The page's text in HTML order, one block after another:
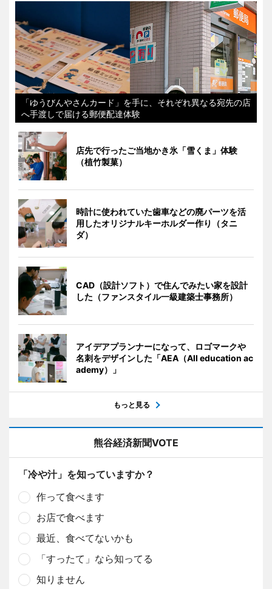
「ゆうびんやさんカード」を手に、それぞれ異なる宛先の店
へ手渡しで届ける郵便配達体験
店先で行ったご当地かき氷「雪くま」体験
（植竹製菓）
時計に使われていた歯車などの廃パーツを活
用したオリジナルキーホルダー作り（タニ
ダ）
CAD（設計ソフト）で住んでみたい家を設計
した（ファンスタイル一級建築士事務所）
アイデアプランナーになって、ロゴマークや
名刺をデザインした「AEA（All education ac
ademy）」
もっと見る
熊谷経済新聞VOTE
「冷や汁」を知っていますか？
作って食べます
お店で食べます
最近、食べてないかも
「すったて」なら知ってる
知りません